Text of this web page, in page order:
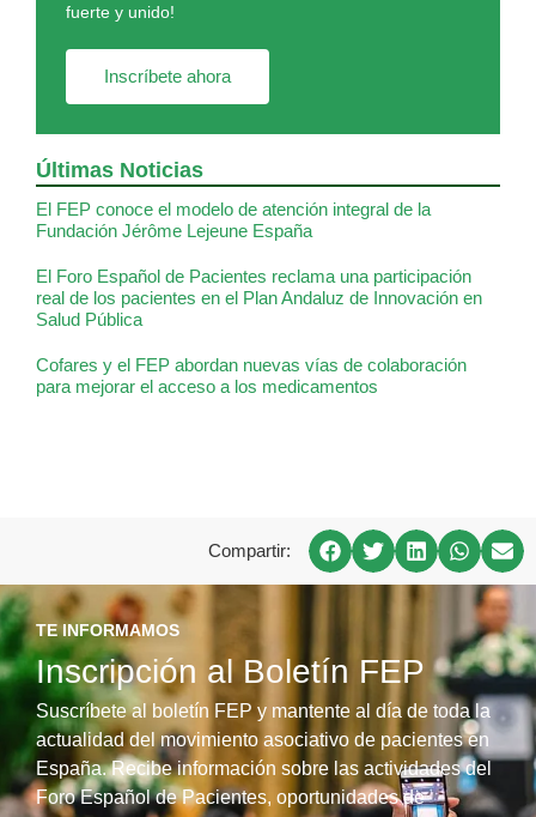
fuerte y unido!
Inscríbete ahora
Últimas Noticias
El FEP conoce el modelo de atención integral de la
Fundación Jérôme Lejeune España
El Foro Español de Pacientes reclama una participación
real de los pacientes en el Plan Andaluz de Innovación en
Salud Pública
Cofares y el FEP abordan nuevas vías de colaboración
para mejorar el acceso a los medicamentos
Compartir:
TE INFORMAMOS
Inscripción al Boletín FEP
Suscríbete al boletín FEP y mantente al día de toda la
actualidad del movimiento asociativo de pacientes en
España. Recibe información sobre las actividades del
Foro Español de Pacientes, oportunidades de